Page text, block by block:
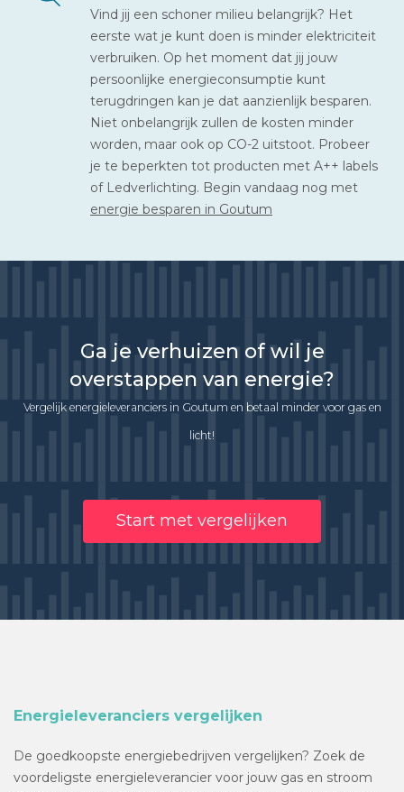
Vind jij een schoner milieu belangrijk? Het
eerste wat je kunt doen is minder elektriciteit
verbruiken. Op het moment dat jij jouw
persoonlijke energieconsumptie kunt
terugdringen kan je dat aanzienlijk besparen.
Niet onbelangrijk zullen de kosten minder
worden, maar ook op CO-2 uitstoot. Probeer
je te beperkten tot producten met A++ labels
of Ledverlichting. Begin vandaag nog met
energie besparen in Goutum
Ga je verhuizen of wil je
overstappen van energie?
Vergelijk energieleveranciers in Goutum en betaal minder voor gas en
licht!
Start met vergelijken
Energieleveranciers vergelijken
De goedkoopste energiebedrijven vergelijken? Zoek de
voordeligste energieleverancier voor jouw gas en stroom